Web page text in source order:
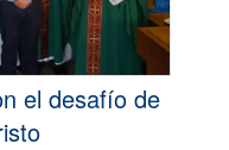
el desafío de